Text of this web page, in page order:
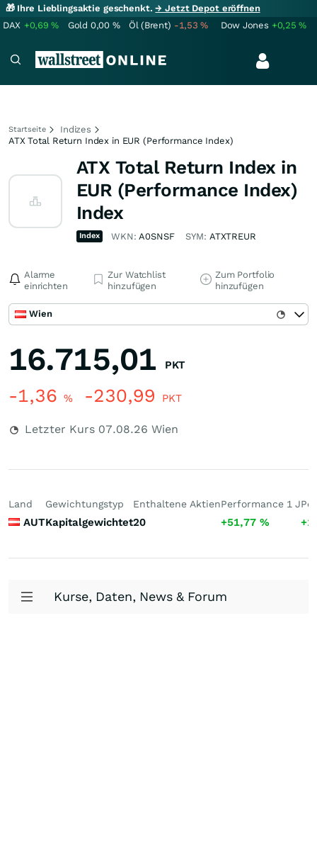
🎁 Ihre Lieblingsaktie geschenkt.→ Jetzt Depot eröffnen
DAX +0,69% Gold 0,00 % Öl (Brent) -1,53% Dow Jones +0,25%
Startseite
Indizes
ATX Total Return Index in EUR (Performance Index)
ATX Total Return Index in
EUR (Performance Index)
Index
Index WKN:A0SNSF SYM: ATXTREUR
Alarme
einrichten
Zur Watchlist
hinzufügen
Zum Portfolio
hinzufügen
Wien
16.715,01 PKT
-1,36 % -230,99 PKT
Letzter Kurs 07.08.26 Wien
Land
AUT
Gewichtungstyp
Kapitalgewichtet
Enthaltene Aktien
20
Performance 1 J
+51,77 %
Kurse, Daten, News & Forum